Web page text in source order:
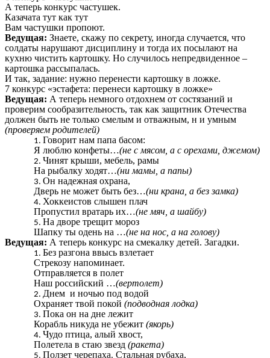
А теперь конкурс частушек.
Казачата тут как тут
Вам частушки пропоют.
Ведущая: Знаете, скажу по секрету, иногда случается, что
солдаты нарушают дисциплину и тогда их посылают на
кухню чистить картошку. Но случилось непредвиденное –
картошка рассыпалась.
И так, задание: нужно перенести картошку в ложке.
7 конкурс «эстафета: перенеси картошку в ложке»
Ведущая: А теперь немного отдохнем от состязаний и
проверим сообразительность, так как защитник Отечества
должен быть не только смелым и отважным, н и умным
(проверяем родителей)
Говорит нам папа басом:
Я люблю конфеты…(не с мясом, а с орехами, джемом)
Чинят крыши, мебель, рамы
На рыбалку ходят…(ни мамы, а папы)
Он надежная охрана,
Дверь не может быть без…(ни крана, а без замка)
Хоккеистов слышен плач
Пропустил вратарь их…(не мяч, а шайбу)
На дворе трещит мороз
Шапку ты одень на …(не на нос, а на голову)
Ведущая: А теперь конкурс на смекалку детей. Загадки.
Без разгона ввысь взлетает
Стрекозу напоминает.
Отправляется в полет
Наш российский …(вертолет)
Днем и ночью под водой
Охраняет твой покой (подводная лодка)
Пока он на дне лежит
Корабль никуда не убежит (якорь)
Чудо птица, алый хвост,
Полетела в стаю звезд (ракета)
Ползет черепаха. Стальная рубаха,